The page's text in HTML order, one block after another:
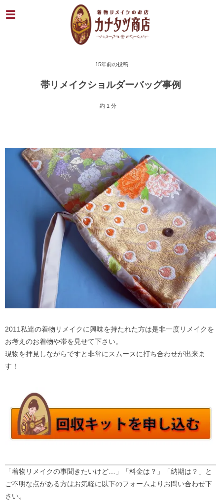
15年前の投稿
帯リメイクショルダーバッグ事例
約 1 分
2011私達の着物リメイクに興味を持たれた方は是非一度リメイクを
お考えのお着物や帯を見せて下さい。
現物を拝見しながらですと非常にスムースに打ち合わせが出来ま
す！
「着物リメイクの事聞きたいけど…」「料金は？」「納期は？」と
ご不明な点がある方はお気軽に以下のフォームよりお問い合わせ下
さい。